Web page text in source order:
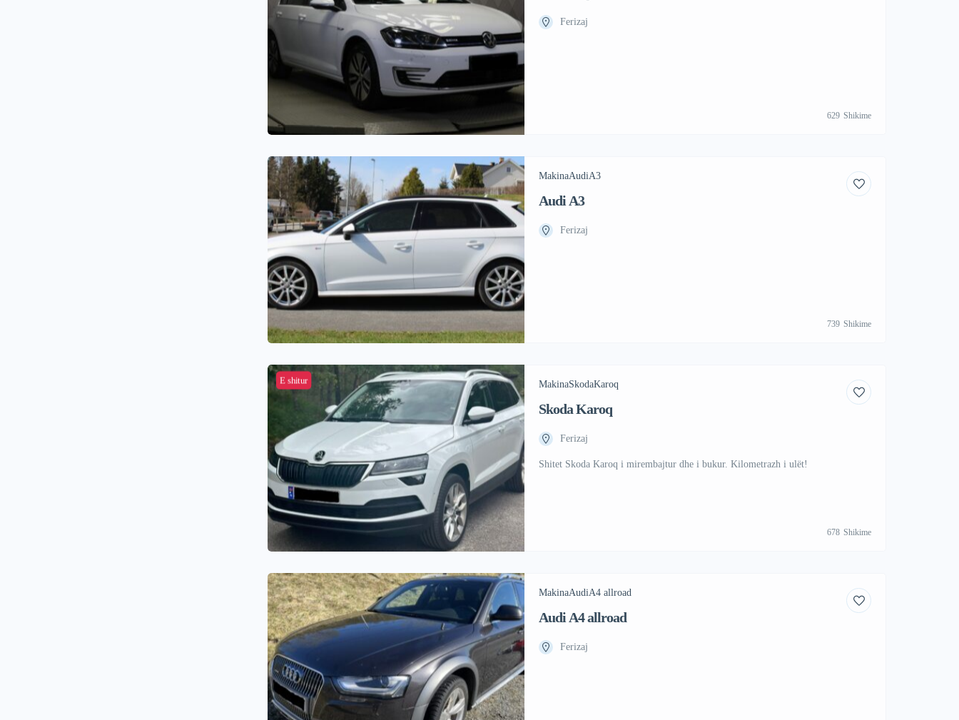
Ferizaj
629 Shikime
MakinaAudiA3
Audi A3
Ferizaj
739 Shikime
E shitur MakinaSkodaKaroq
Skoda Karoq
Ferizaj
Shitet Skoda Karoq i mirembajtur dhe i bukur. Kilometrazh i ulët!
678 Shikime
MakinaAudiA4 allroad
Audi A4 allroad
Ferizaj